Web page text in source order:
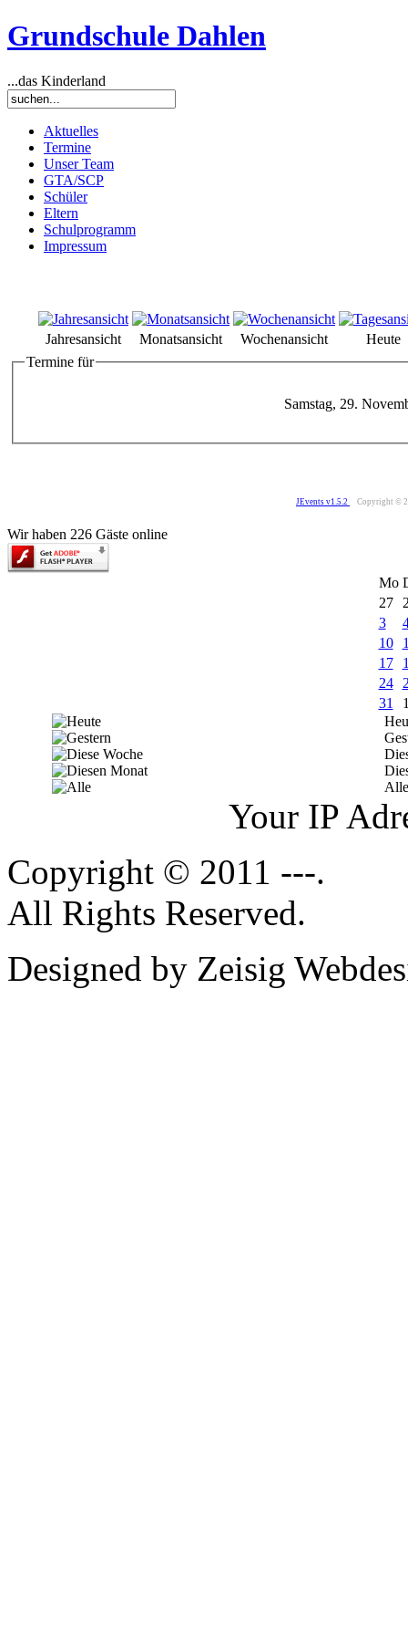
Grundschule Dahlen
...das Kinderland
Aktuelles
Termine
Unser Team
GTA/SCP
Schüler
Eltern
Schulprogramm
Impressum
Jahresansicht Monatsansicht Wochenansicht
Heute
Termine für
Samstag, 29.
JEvents v1.5.2 Copyright ©
Wir haben 226 Gäste online
Mo
27
3
10
17
24
31
Alle
Your IP
Copyright © 2011 ---.
All Rights Reserved.
Designed by Zeisig